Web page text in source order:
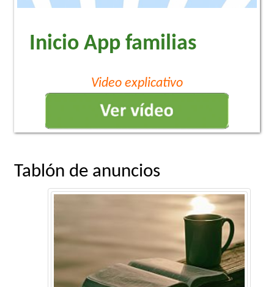
Inicio App familias
Video explicativo
Tablón de anuncios